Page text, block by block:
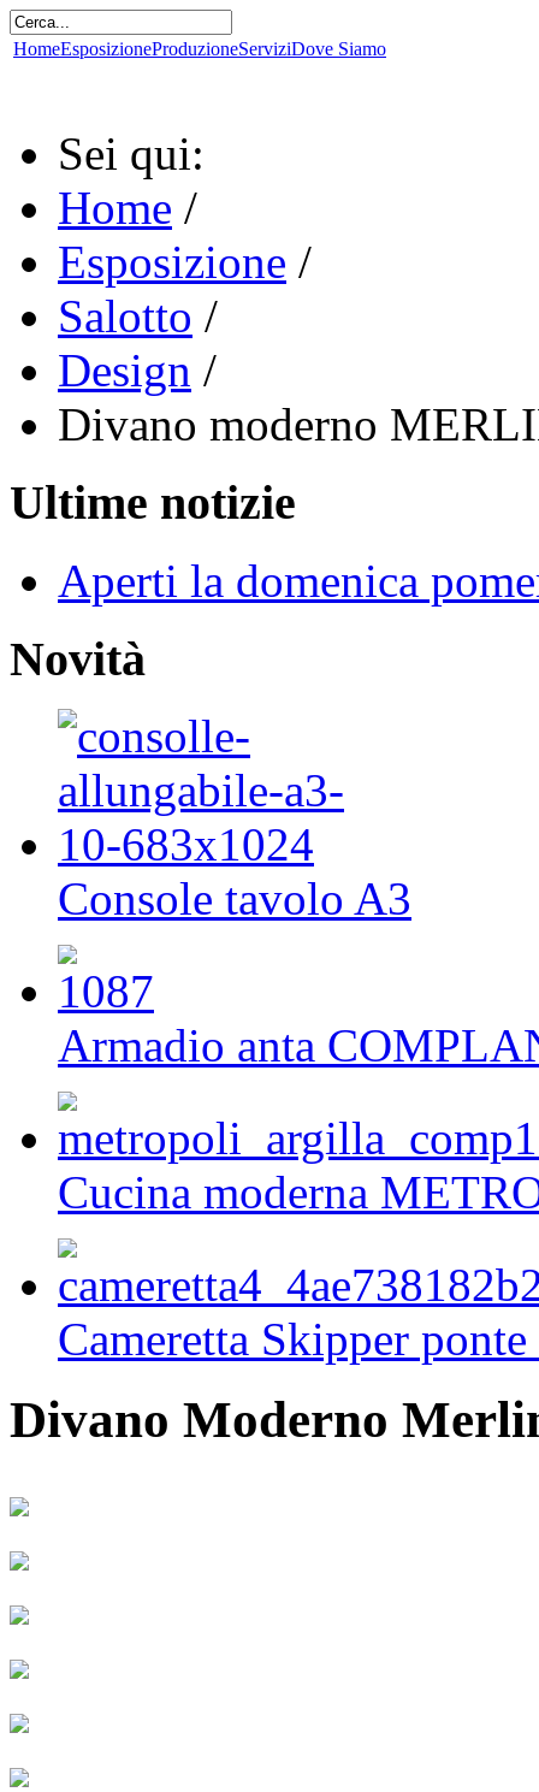
HomeEsposizioneProduzioneServiziDove Siamo
Sei qui:
Home /
Esposizione /
Salotto /
Design /
Divano moderno
Ultime notizie
Aperti la domenica
Novità
Console tavolo A3
Armadio anta
Cucina moderna
Cameretta Skipper
Divano Moderno